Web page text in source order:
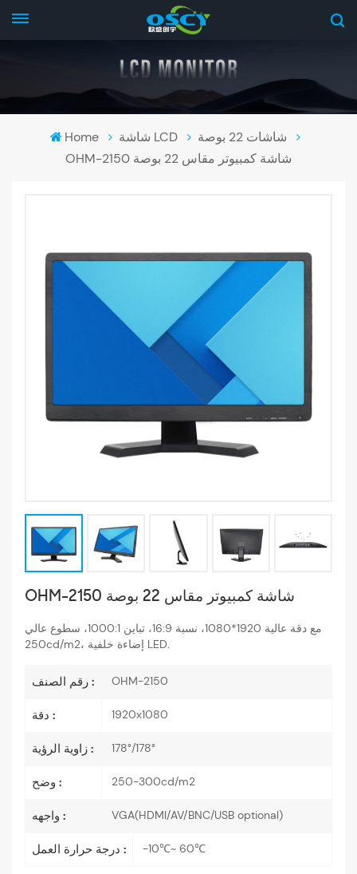
Home شاشة LCD
شاشات 22 بوصة
OHM-2150 شاشة كمبيوتر مقاس 22 بوصة
OHM-2150 شاشة كمبيوتر مقاس 22 بوصة
مع دقة عالية 1920*1080، نسبة 16:9، تباين 1000:1، سطوع عالي
250cd/m2، إضاءة خلفية LED.
رقم الصنف : OHM-2150
دقة : 1920x1080
زاوية الرؤية : 178°/178°
وضح : 250-300cd/m2
واجهه : VGA(HDMI/AV/BNC/USB optional)
درجة حرارة العمل : -10℃~ 60℃